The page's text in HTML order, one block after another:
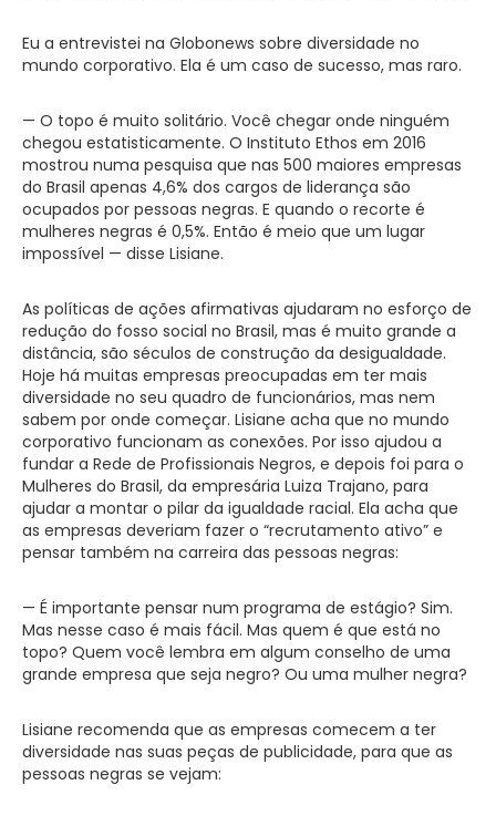
Eu a entrevistei na Globonews sobre diversidade no
mundo corporativo. Ela é um caso de sucesso, mas raro.
— O topo é muito solitário. Você chegar onde ninguém
chegou estatisticamente. O Instituto Ethos em 2016
mostrou numa pesquisa que nas 500 maiores empresas
do Brasil apenas 4,6% dos cargos de liderança são
ocupados por pessoas negras. E quando o recorte é
mulheres negras é 0,5%. Então é meio que um lugar
impossível — disse Lisiane.
As políticas de ações afirmativas ajudaram no esforço de
redução do fosso social no Brasil, mas é muito grande a
distância, são séculos de construção da desigualdade.
Hoje há muitas empresas preocupadas em ter mais
diversidade no seu quadro de funcionários, mas nem
sabem por onde começar. Lisiane acha que no mundo
corporativo funcionam as conexões. Por isso ajudou a
fundar a Rede de Profissionais Negros, e depois foi para o
Mulheres do Brasil, da empresária Luiza Trajano, para
ajudar a montar o pilar da igualdade racial. Ela acha que
as empresas deveriam fazer o “recrutamento ativo” e
pensar também na carreira das pessoas negras:
— É importante pensar num programa de estágio? Sim.
Mas nesse caso é mais fácil. Mas quem é que está no
topo? Quem você lembra em algum conselho de uma
grande empresa que seja negro? Ou uma mulher negra?
Lisiane recomenda que as empresas comecem a ter
diversidade nas suas peças de publicidade, para que as
pessoas negras se vejam: